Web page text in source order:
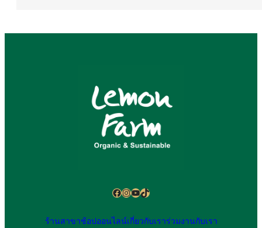
Facebook
Instagram
YouTube
TikTok
ร้านสาขาช้อปออนไลน์เกี่ยวกับเราร่วมงานกับเรา